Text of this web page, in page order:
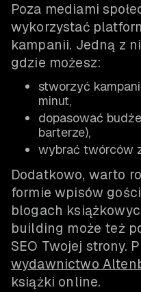
Poza mediami
wykorzystać
kampanii. Jedną z
gdzie możesz:
stworzyć
minut,
dopasować
barterze),
wybrać twórców
Dodatkowo, warto
formie wpisów
blogach
building może też
SEO Twojej strony.
wydawnictwo
książki online.